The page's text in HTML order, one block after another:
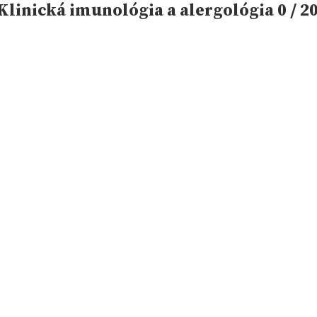
imunológia a alergológia 0 /